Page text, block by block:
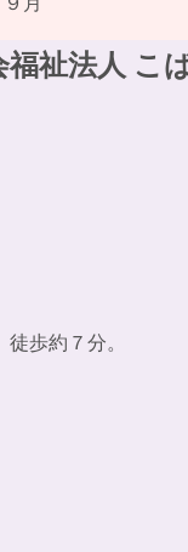
福祉法人 こ
約７分。